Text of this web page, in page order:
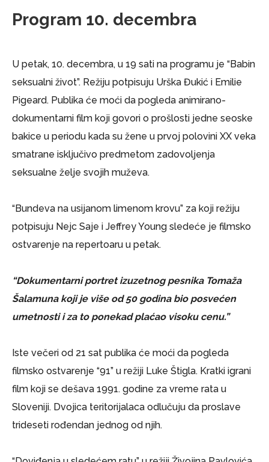
Program 10. decembra
U petak, 10. decembra, u 19 sati na programu je “Babin
seksualni život”. Režiju potpisuju Urška Đukić i Emilie
Pigeard. Publika će moći da pogleda animirano-
dokumentarni film koji govori o prošlosti jedne seoske
bakice u periodu kada su žene u prvoj polovini XX veka
smatrane isključivo predmetom zadovoljenja
seksualne želje svojih muževa.
“Bundeva na usijanom limenom krovu” za koji režiju
potpisuju Nejc Saje i Jeffrey Young sledeće je filmsko
ostvarenje na repertoaru u petak.
“Dokumentarni portret izuzetnog pesnika Tomaža
Šalamuna koji je više od 50 godina bio posvećen
umetnosti i za to ponekad plaćao visoku cenu.”
Iste večeri od 21 sat publika će moći da pogleda
filmsko ostvarenje “91” u režiji Luke Štigla. Kratki igrani
film koji se dešava 1991. godine za vreme rata u
Sloveniji. Dvojica teritorijalaca odlučuju da proslave
trideseti rođendan jednog od njih.